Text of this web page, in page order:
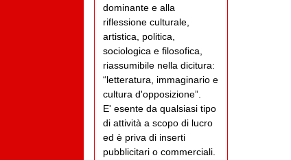
dominante e alla
riflessione culturale,
artistica, politica,
sociologica e filosofica,
riassumibile nella dicitura:
“letteratura, immaginario e
cultura d'opposizione”.
E' esente da qualsiasi tipo
di attività a scopo di lucro
ed è priva di inserti
pubblicitari o commerciali.